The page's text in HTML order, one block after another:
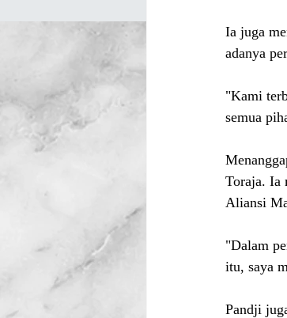
Ia juga
adanya
"Kami
semua
Toraja. Ia
Aliansi
"Dalam
itu, saya
Pandji